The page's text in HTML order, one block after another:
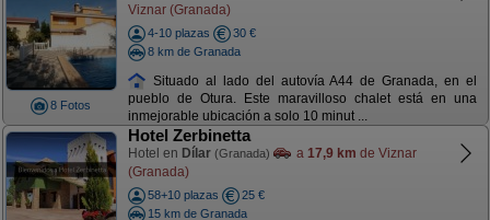
8 Fotos
Viznar (Granada)
4-10 plazas
30 €
8 km de Granada
Situado al lado del autovía A44 de Granada, en el
pueblo de Otura. Este maravilloso chalet está en una
inmejorable ubicación a solo 10 minut ...
Hotel Zerbinetta
Hotel en Dílar (Granada) a 17,9 km de Viznar
(Granada)
58+10 plazas
25 €
15 km de Granada